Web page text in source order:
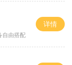
自由搭配
详情